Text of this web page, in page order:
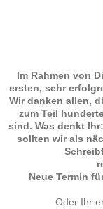
Im Rahmen von
ersten, sehr
Wir danken allen,
zum Teil
sind. Was denkt
sollten wir als
Neue Termin
Oder Ihr